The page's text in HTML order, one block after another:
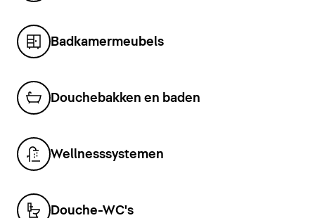
Badkamermeubels
Douchebakken en baden
Wellnesssystemen
Douche-WC's